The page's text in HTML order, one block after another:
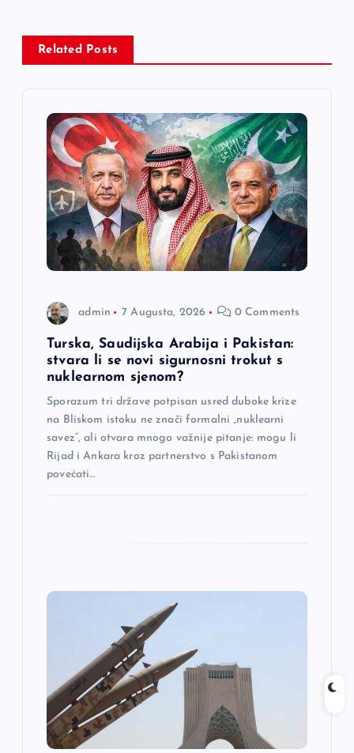
Related Posts
admin 7 Augusta, 2026 0 Comments
Turska, Saudijska Arabija i Pakistan:
stvara li se novi sigurnosni trokut s
nuklearnom sjenom?
Sporazum tri države potpisan usred duboke krize
na Bliskom istoku ne znači formalni „nuklearni
savez“, ali otvara mnogo važnije pitanje: mogu li
Rijad i Ankara kroz partnerstvo s Pakistanom
povećati…